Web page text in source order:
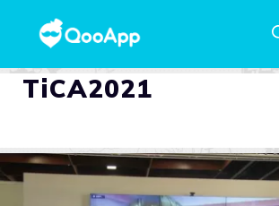
TiCA2021